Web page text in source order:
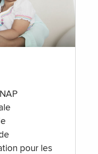
pour les